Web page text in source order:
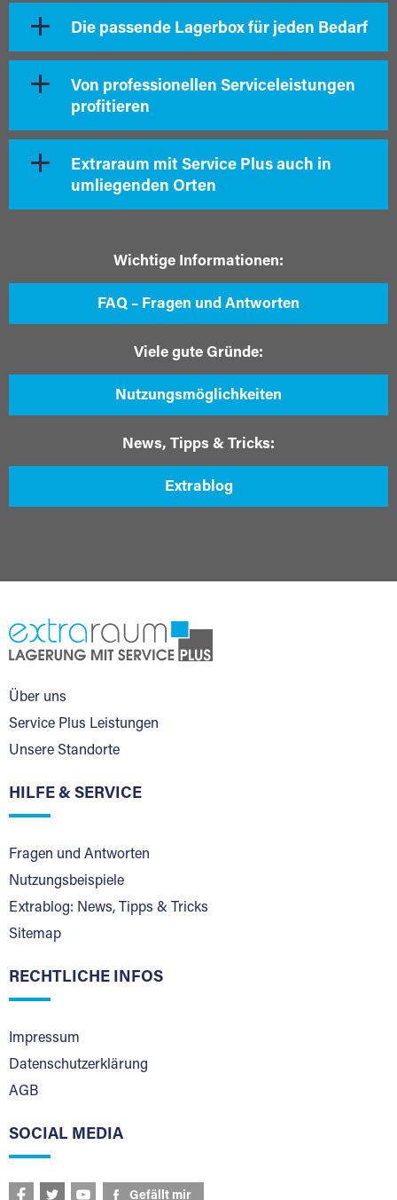
Die passende Lagerbox für jeden Bedarf
Von professionellen Serviceleistungen
profitieren
Extraraum mit Service Plus auch in
umliegenden Orten
Wichtige Informationen:
FAQ – Fragen und Antworten
Viele gute Gründe:
Nutzungsmöglichkeiten
News, Tipps & Tricks:
Extrablog
Über uns
Service Plus Leistungen
Unsere Standorte
HILFE & SERVICE
Fragen und Antworten
Nutzungsbeispiele
Extrablog: News, Tipps & Tricks
Sitemap
RECHTLICHE INFOS
Impressum
Datenschutzerklärung
AGB
SOCIAL MEDIA
Gefällt mir